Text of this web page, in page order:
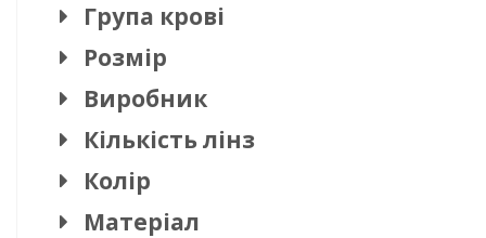
Група крові
Розмір
Виробник
Кількість лінз
Колір
Матеріал